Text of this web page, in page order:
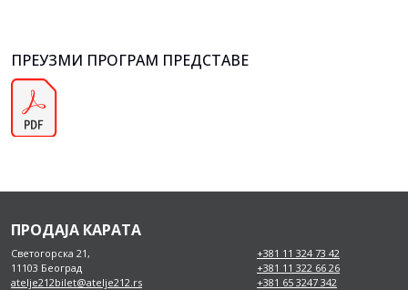
ПРЕУЗМИ ПРОГРАМ ПРЕДСТАВЕ
ПРОДАЈА КАРАТА
Светогорска 21,
11103 Београд
atelje212bilet@atelje212.rs
+381 11 324 73 42
+381 11 322 66 26
+381 65 3247 342